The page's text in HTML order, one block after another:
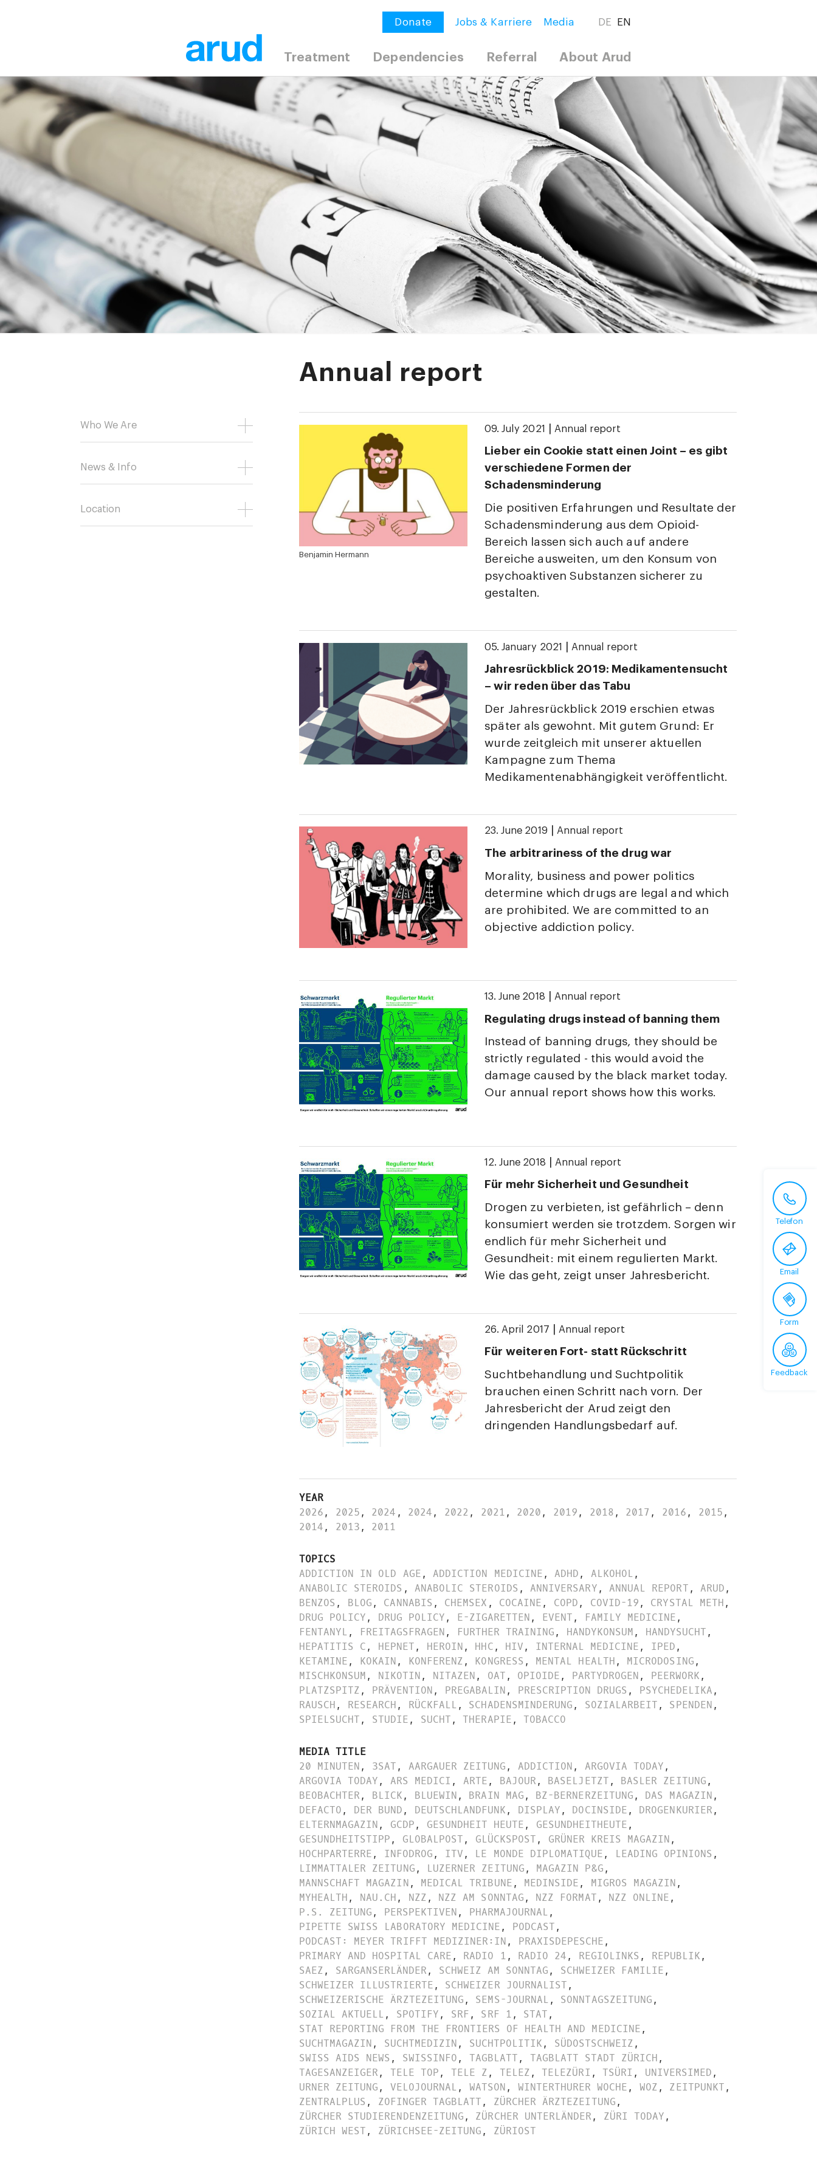
Donate Jobs & Karriere Media DE EN
Treatment Dependencies Referral About Arud
Annual report
Who We Are
News & Info
Location
Benjamin Hermann
09. July 2021 Annual report
Lieber ein Cookie statt einen Joint – es gibt
verschiedene Formen der
Schadensminderung
Die positiven Erfahrungen und Resultate der
Schadensminderung aus dem Opioid-
Bereich lassen sich auch auf andere
Bereiche ausweiten, um den Konsum von
psychoaktiven Substanzen sicherer zu
gestalten.
05. January 2021 Annual report
Jahresrückblick 2019: Medikamentensucht
– wir reden über das Tabu
Der Jahresrückblick 2019 erschien etwas
später als gewohnt. Mit gutem Grund: Er
wurde zeitgleich mit unserer aktuellen
Kampagne zum Thema
Medikamentenabhängigkeit veröffentlicht.
23. June 2019 Annual report
The arbitrariness of the drug war
Morality, business and power politics
determine which drugs are legal and which
are prohibited. We are committed to an
objective addiction policy.
13. June 2018 Annual report
Regulating drugs instead of banning them
Instead of banning drugs, they should be
strictly regulated - this would avoid the
damage caused by the black market today.
Our annual report shows how this works.
12. June 2018 Annual report
Für mehr Sicherheit und Gesundheit
Drogen zu verbieten, ist gefährlich – denn
konsumiert werden sie trotzdem. Sorgen wir
endlich für mehr Sicherheit und
Gesundheit: mit einem regulierten Markt.
Wie das geht, zeigt unser Jahresbericht.
26. April 2017 Annual report
Für weiteren Fort- statt Rückschritt
Suchtbehandlung und Suchtpolitik
brauchen einen Schritt nach vorn. Der
Jahresbericht der Arud zeigt den
dringenden Handlungsbedarf auf.
YEAR
2026, 2025, 2024 , 2024, 2022 , 2021, 2020, 2019, 2018, 2017 , 2016, 2015,
2014, 2013, 2011
TOPICS
ADDICTION IN OLD AGE, ADDICTION MEDICINE, ADHD, ALKOHOL,
ANABOLIC STEROIDS , ANABOLIC STEROIDS , ANNIVERSARY, ANNUAL REPORT, ARUD,
BENZOS , BLOG, CANNABIS , CHEMSEX , COCAINE, COPD, COVID-19, CRYSTAL METH,
DRUG POLICY, DRUG POLICY, E-ZIGARETTEN, EVENT, FAMILY MEDICINE,
FENTANYL, FREITAGSFRAGEN, FURTHER TRAINING, HANDYKONSUM, HANDYSUCHT,
HEPATITIS C, HEPNET, HEROIN, HHC, HIV, INTERNAL MEDICINE, IPED,
KETAMINE, KOKAIN, KONFERENZ, KONGRESS , MENTAL HEALTH, MICRODOSING,
MISCHKONSUM, NIKOTIN, NITAZEN, OAT, OPIOIDE, PARTYDROGEN, PEERWORK,
PLATZSPITZ, PRÄVENTION, PREGABALIN, PRESCRIPTION DRUGS , PSYCHEDELIKA,
RAUSCH, RESEARCH, RÜCKFALL, SCHADENSMINDERUNG, SOZIALARBEIT, SPENDEN,
SPIELSUCHT, STUDIE, SUCHT, THERAPIE, TOBACCO
MEDIA TITLE
20 MINUTEN, 3SAT, AARGAUER ZEITUNG, ADDICTION, ARGOVIA TODAY,
ARGOVIA TODAY, ARS MEDICI , ARTE, BAJOUR, BASELJETZT, BASLER ZEITUNG,
BEOBACHTER, BLICK, BLUEWIN, BRAIN MAG, BZ-BERNERZEITUNG, DAS MAGAZIN,
DEFACTO, DER BUND, DEUTSCHLANDFUNK, DISPLAY, DOCINSIDE, DROGENKURIER,
ELTERNMAGAZIN, GCDP, GESUNDHEIT HEUTE, GESUNDHEITHEUTE,
GESUNDHEITSTIPP, GLOBALPOST, GLÜCKSPOST, GRÜNER KREIS MAGAZIN,
HOCHPARTERRE, INFODROG, ITV, LE MONDE DIPLOMATIQUE, LEADING OPINIONS ,
LIMMATTALER ZEITUNG, LUZERNER ZEITUNG, MAGAZIN P&G,
MANNSCHAFT MAGAZIN, MEDICAL TRIBUNE, MEDINSIDE, MIGROS MAGAZIN,
MYHEALTH, NAU.CH, NZZ, NZZ AM SONNTAG, NZZ FORMAT, NZZ ONLINE,
P.S. ZEITUNG, PERSPEKTIVEN, PHARMAJOURNAL,
PIPETTE SWISS LABORATORY MEDICINE, PODCAST,
PODCAST: MEYER TRIFFT MEDIZINER:IN, PRAXISDEPESCHE,
PRIMARY AND HOSPITAL CARE, RADIO 1, RADIO 24, REGIOLINKS , REPUBLIK,
SAEZ, SARGANSERLÄNDER, SCHWEIZ AM SONNTAG, SCHWEIZER FAMILIE,
SCHWEIZER ILLUSTRIERTE, SCHWEIZER JOURNALIST,
SCHWEIZERISCHE ÄRZTEZEITUNG, SEMS-JOURNAL, SONNTAGSZEITUNG,
SOZIAL AKTUELL, SPOTIFY, SRF, SRF 1, STAT,
STAT REPORTING FROM THE FRONTIERS OF HEALTH AND MEDICINE,
SUCHTMAGAZIN, SUCHTMEDIZIN, SUCHTPOLITIK, SÜDOSTSCHWEIZ,
SWISS AIDS NEWS , SWISSINFO, TAGBLATT, TAGBLATT STADT ZÜRICH,
TAGESANZEIGER, TELE TOP, TELE Z, TELEZ, TELEZÜRI , TSÜRI , UNIVERSIMED,
URNER ZEITUNG, VELOJOURNAL, WATSON, WINTERTHURER WOCHE, WOZ, ZEITPUNKT,
ZENTRALPLUS , ZOFINGER TAGBLATT, ZÜRCHER ÄRZTEZEITUNG,
ZÜRCHER STUDIERENDENZEITUNG, ZÜRCHER UNTERLÄNDER, ZÜRI TODAY,
ZÜRICH WEST, ZÜRICHSEE-ZEITUNG, ZÜRIOST
Telefon
Email
Form
Feedback